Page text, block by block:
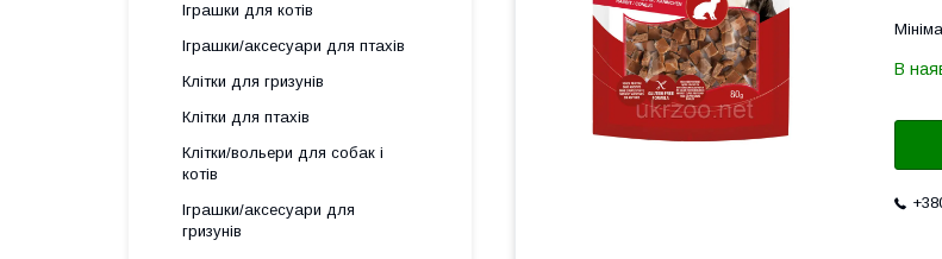
В
Іграшки для котів
Іграшки/аксесуари для птахів
Клітки для гризунів
Клітки для птахів
Клітки/вольери для собак і
котів
Іграшки/аксесуари для
гризунів